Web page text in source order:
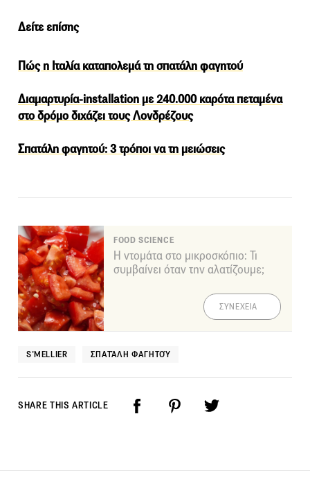
Δείτε επίσης
Πώς η Ιταλία καταπολεμά τη σπατάλη φαγητού
Διαμαρτυρία-installation με 240.000 καρότα πεταμένα
στο δρόμο διχάζει τους Λονδρέζους
Σπατάλη φαγητού: 3 τρόποι να τη μειώσεις
FOOD SCIENCE
Η ντομάτα στο μικροσκόπιο: Τι
συμβαίνει όταν την αλατίζουμε;
ΣΥΝΕΧΕΙΑ
S’MELLIER ΣΠΑΤΆΛΗ ΦΑΓΗΤΟΎ
SHARE THIS ARTICLE